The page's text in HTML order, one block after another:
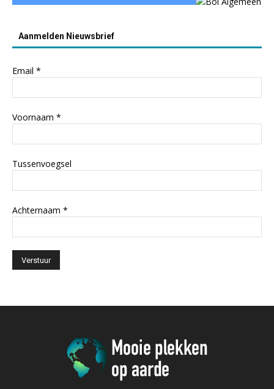
Aanmelden Nieuwsbrief
Email *
Voornaam *
Tussenvoegsel
Achternaam *